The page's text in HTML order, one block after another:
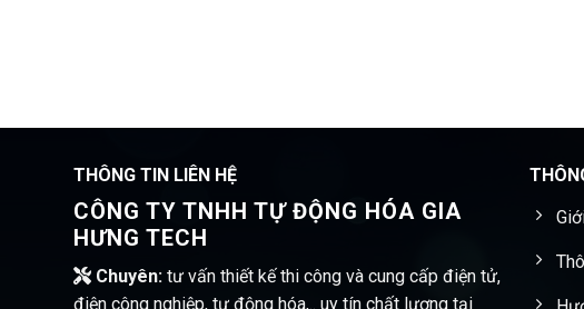
THÔNG TIN LIÊN HỆ
CÔNG TY TNHH TỰ ĐỘNG HÓA GIA
HƯNG TECH
Chuyên:tư vấn thiết kế thi công và cung cấp điện tử,
điện công nghiệp, tự động hóa,.. uy tín chất lượng tại